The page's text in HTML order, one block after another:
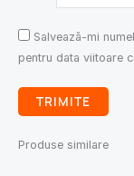
Salvează-mi
pentru data viitoare
Produse similare